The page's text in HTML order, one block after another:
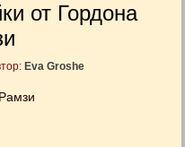
от Гордона
Eva Groshe